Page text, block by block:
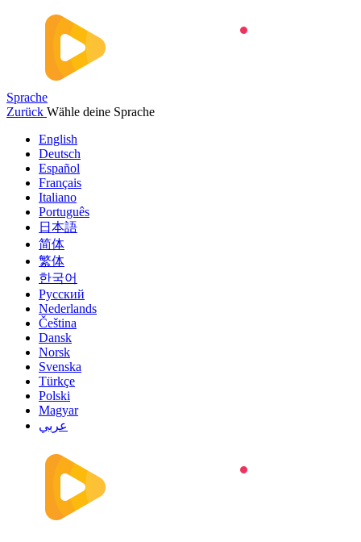
Sprache
Zurück Wähle deine Sprache
English
Deutsch
Español
Français
Italiano
Português
日本語
简体
繁体
한국어
Русский
Nederlands
Čeština
Dansk
Norsk
Svenska
Türkçe
Polski
Magyar
عربي